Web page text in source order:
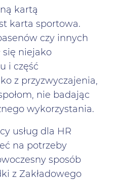
kartą
karta sportowa.
czy innych
się niejako
i część
z przyzwyczajenia,
nie badając
wykorzystania.
usług dla HR
na potrzeby
sposób
z Zakładowego